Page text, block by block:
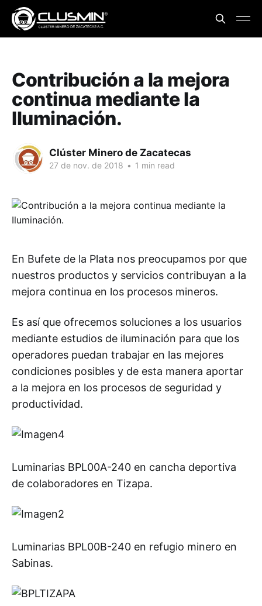
Contribución a la mejora
continua mediante la
Iluminación.
Clúster Minero de Zacatecas
27 de nov. de 2018 • 1 min read
En Bufete de la Plata nos preocupamos por que
nuestros productos y servicios contribuyan a la
mejora continua en los procesos mineros.
Es así que ofrecemos soluciones a los usuarios
mediante estudios de iluminación para que los
operadores puedan trabajar en las mejores
condiciones posibles y de esta manera aportar
a la mejora en los procesos de seguridad y
productividad.
Luminarias BPL00A-240 en cancha deportiva
de colaboradores en Tizapa.
Luminarias BPL00B-240 en refugio minero en
Sabinas.